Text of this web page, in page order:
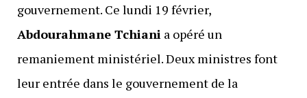
gouvernement. Ce lundi 19 février,
Abdourahmane Tchiania opéré un
remaniement ministériel. Deux ministres font
leur entrée dans le gouvernement de la